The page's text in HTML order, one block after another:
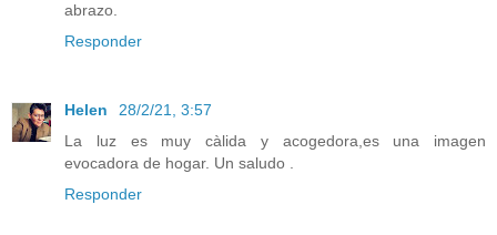
abrazo.
Responder
Helen
28/2/21, 3:57
La luz es muy càlida y acogedora,es una imagen
evocadora de hogar. Un saludo .
Responder